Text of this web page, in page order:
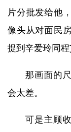
片分批发给他
像头从对面民
捉到辛爱玲同程
那画面的
会太差。
可是主顾